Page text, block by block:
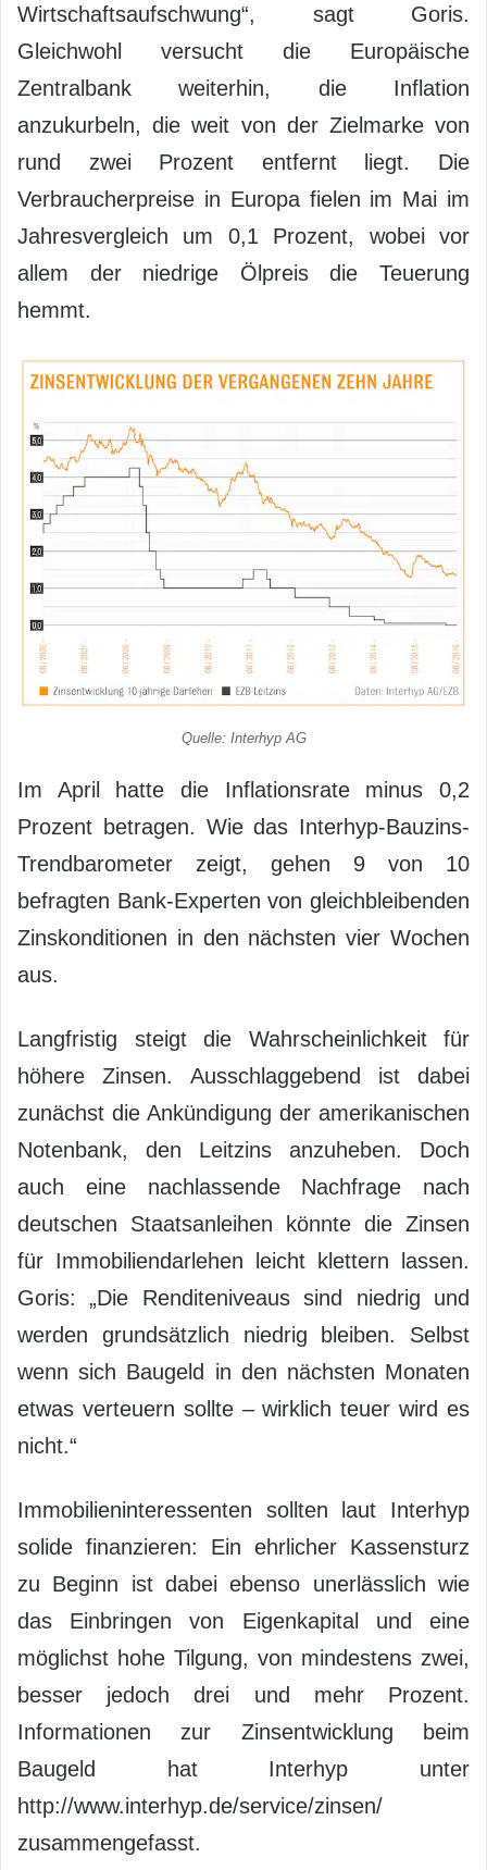
Wirtschaftsaufschwung“, sagt Goris.
Gleichwohl versucht die Europäische
Zentralbank weiterhin, die Inflation
anzukurbeln, die weit von der Zielmarke von
rund zwei Prozent entfernt liegt. Die
Verbraucherpreise in Europa fielen im Mai im
Jahresvergleich um 0,1 Prozent, wobei vor
allem der niedrige Ölpreis die Teuerung
hemmt.
Quelle: Interhyp AG
Im April hatte die Inflationsrate minus 0,2
Prozent betragen. Wie das Interhyp-Bauzins-
Trendbarometer zeigt, gehen 9 von 10
befragten Bank-Experten von gleichbleibenden
Zinskonditionen in den nächsten vier Wochen
aus.
Langfristig steigt die Wahrscheinlichkeit für
höhere Zinsen. Ausschlaggebend ist dabei
zunächst die Ankündigung der amerikanischen
Notenbank, den Leitzins anzuheben. Doch
auch eine nachlassende Nachfrage nach
deutschen Staatsanleihen könnte die Zinsen
für Immobiliendarlehen leicht klettern lassen.
Goris: „Die Renditeniveaus sind niedrig und
werden grundsätzlich niedrig bleiben. Selbst
wenn sich Baugeld in den nächsten Monaten
etwas verteuern sollte – wirklich teuer wird es
nicht.“
Immobilieninteressenten sollten laut Interhyp
solide finanzieren: Ein ehrlicher Kassensturz
zu Beginn ist dabei ebenso unerlässlich wie
das Einbringen von Eigenkapital und eine
möglichst hohe Tilgung, von mindestens zwei,
besser jedoch drei und mehr Prozent.
Informationen zur Zinsentwicklung beim
Baugeld hat Interhyp unter
http://www.interhyp.de/service/zinsen/
zusammengefasst.